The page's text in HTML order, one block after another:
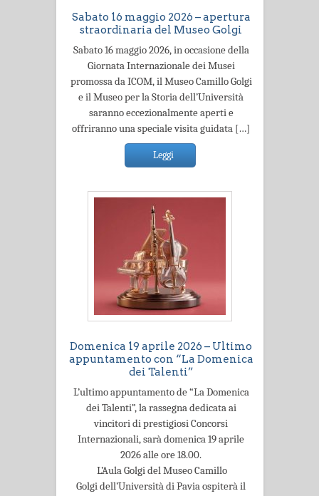
Sabato 16 maggio 2026 – apertura
straordinaria del Museo Golgi
Sabato 16 maggio 2026, in occasione della
Giornata Internazionale dei Musei
promossa da ICOM, il Museo Camillo Golgi
e il Museo per la Storia dell’Università
saranno eccezionalmente aperti e
offriranno una speciale visita guidata […]
Leggi
Domenica 19 aprile 2026 – Ultimo
appuntamento con “La Domenica
dei Talenti”
L’ultimo appuntamento de “La Domenica
dei Talenti”, la rassegna dedicata ai
vincitori di prestigiosi Concorsi
Internazionali, sarà domenica 19 aprile
2026 alle ore 18.00.
L’Aula Golgi del Museo Camillo
Golgi dell’Università di Pavia ospiterà il